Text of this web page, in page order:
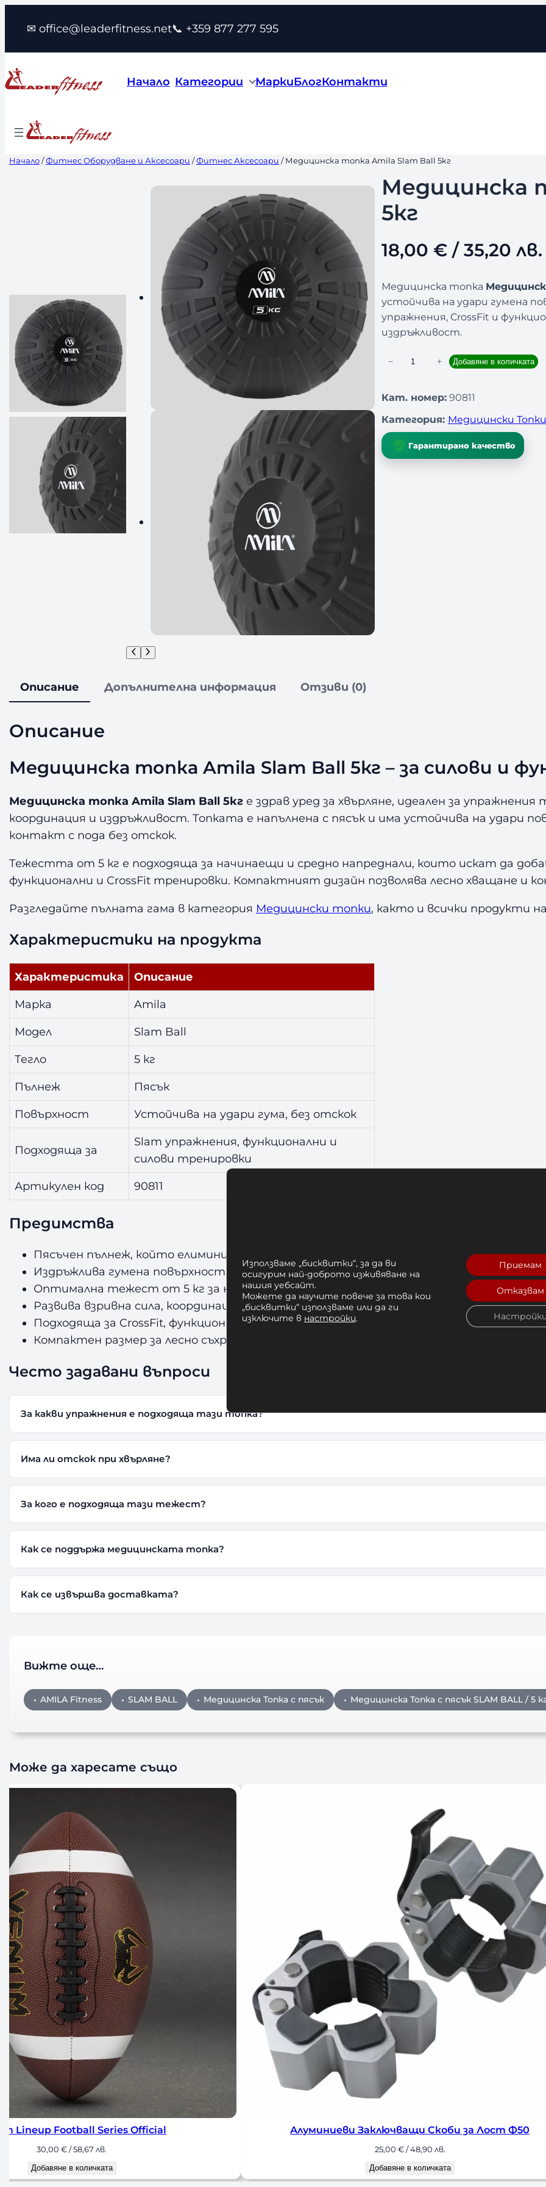
съдържанието
✉ office@leaderfitness.net📞 +359 877 277 595
Начало Категории МаркиБлогКонтакти
Начало/Фитнес Оборудване и Аксесоари /Фитнес Аксесоари / Медицинска топка Amila Slam Ball 5кг
Медицинска
5кг
18,00 €/ 35,20 лв.
Медицинска топка
устойчива на удари гумена
упражнения, CrossFit и
издръжливост.
л
ч
е
с
i
l
l
a
B
− + Добавяне в количката
Кат. номер: 90811
Категория: Медицински Топки
Гарантирано качество
Описание Допълнителна информация Отзиви (0)
Описание
Медицинска топка Amila Slam Ball 5кг – за силови и
Медицинска топка Amila Slam Ball 5кг е здрав уред за хвърляне, идеален за
координация и издръжливост. Топката е напълнена с пясък и има устойчива на удари
контакт с пода без отскок.
Тежестта от 5 кг е подходяща за начинаещи и средно напреднали, които искат да
функционални и CrossFit тренировки. Компактният дизайн позволява лесно хващане и
Разгледайте пълната гама в категория Медицински топки, както и всички продукти
Характеристики на продукта
Характеристика Описание
Марка Amila
Модел Slam Ball
Тегло 5 кг
Пълнеж Пясък
Повърхност Устойчива на удари гума, без отскок
Подходяща за
Slam упражнения, функционални и
силови тренировки
Артикулен код 90811
Предимства
Пясъчен пълнеж, който елиминира отскока и осигурява безопасни хвърляния.
Издръжлива гумена повърхност, устойчива на удари и интензивна употреба.
Оптимална тежест от 5 кг за начинаещи и средно напреднали.
Развива взривна сила, координация и мускулна издръжливост.
Подходяща за CrossFit, функционални и силови тренировки.
Компактен размер за лесно съхранение и транспорт.
Често задавани въпроси
За какви упражнения е подходяща тази топка?
Има ли отскок при хвърляне?
За кого е подходяща тази тежест?
Как се поддържа медицинската топка?
Как се извършва доставката?
Вижте още…
AMILA Fitness SLAM BALL Медицинска Топка с пясък Медицинска Топка с пясък SLAM BALL / 5
Може да харесате също
Заключващи Скоби за Лост Ф50
25,00 €/ 48,90 лв.
Добавяне в количката
Бухалка-гира Amila Clubbell 12кг
105,00€/ 205,36 лв.
Добавяне в количката
Използваме „бисквитки“, за да ви
осигурим най-доброто изживяване на
нашия уебсайт.
Можете да научите повече за това кои
„бисквитки“ използваме или да ги
изключите в настройки.
Приемам
Отказвам